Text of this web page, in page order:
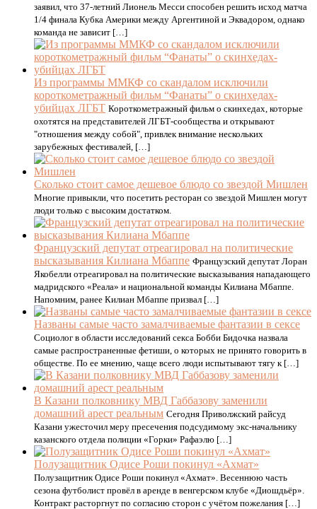
заявил, что 37-летний Лионель Месси способен решить исход матча
1/4 финала Кубка Америки между Аргентиной и Эквадором, однако
команда не зависит […]
Из программы ММКФ со скандалом исключили
короткометражный фильм “Фанаты” о скинхедах-
убийцах ЛГБТ Короткометражный фильм о скинхедах, которые
охотятся на представителей ЛГБТ-сообщества и открывают
"отношения между собой", привлек внимание нескольких
зарубежных фестивалей, […]
Сколько стоит самое дешевое блюдо со звездой Мишлен
Многие привыкли, что посетить ресторан со звездой Мишлен могут
люди только с высоким достатком.
Французский депутат отреагировал на политические
высказывания Килиана Мбаппе Французский депутат Лоран
Якобелли отреагировал на политические высказывания нападающего
мадридского «Реала» и национальной команды Килиана Мбаппе.
Напомним, ранее Килиан Мбаппе призвал […]
Названы самые часто замалчиваемые фантазии в сексе
Социолог в области исследований секса Бобби Бидочка назвала
самые распространенные фетиши, о которых не принято говорить в
обществе. По ее мнению, чаще всего люди испытывают тягу к […]
В Казани полковнику МВД Габбазову заменили
домашний арест реальным Сегодня Приволжский райсуд
Казани ужесточил меру пресечения подсудимому экс-начальнику
казанского отдела полиции «Горки» Рафаэлю […]
Полузащитник Одисе Роши покинул «Ахмат»
Полузащитник Одисе Роши покинул «Ахмат». Весеннюю часть
сезона футболист провёл в аренде в венгерском клубе «Диошдьёр».
Контракт расторгнут по согласию сторон с учётом пожелания […]